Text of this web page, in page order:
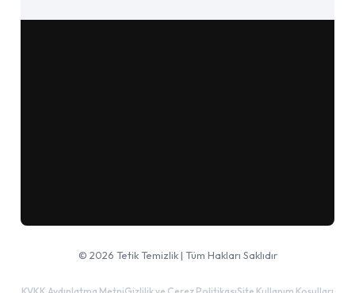
© 2026 Tetik Temizlik | Tüm Hakları Saklıdır